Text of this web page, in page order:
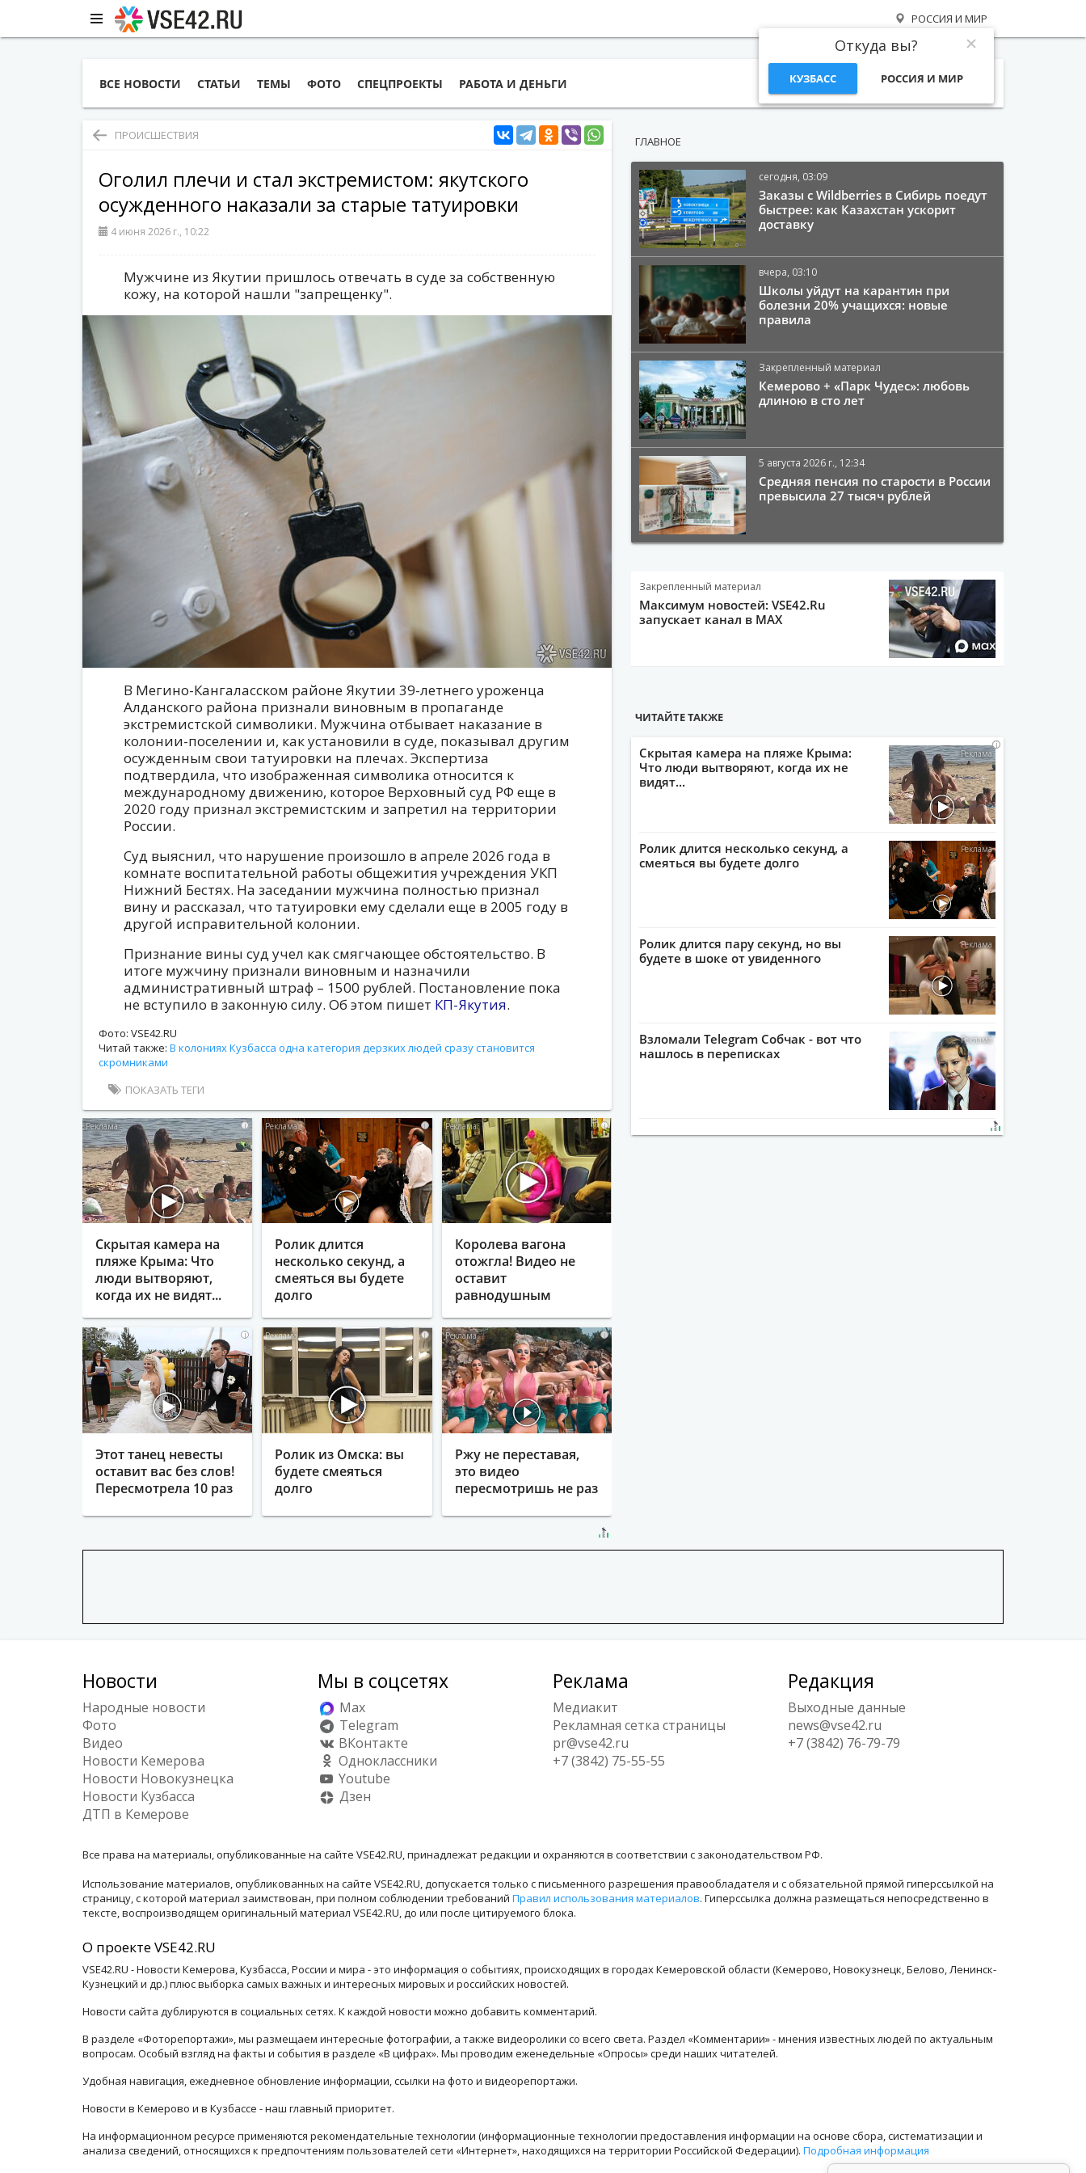
РОССИЯ И МИР
Откуда вы?
КУЗБАСС РОССИЯ И МИР
ВСЕ НОВОСТИ СТАТЬИ ТЕМЫ ФОТО СПЕЦПРОЕКТЫ РАБОТА И ДЕНЬГИ
ПРОИСШЕСТВИЯ
Оголил плечи и стал экстремистом: якутского
осужденного наказали за старые татуировки
4 июня 2026 г., 10:22
Мужчине из Якутии пришлось отвечать в суде за собственную
кожу, на которой нашли "запрещенку".
В Мегино-Кангаласском районе Якутии 39-летнего уроженца
Алданского района признали виновным в пропаганде
экстремистской символики. Мужчина отбывает наказание в
колонии-поселении и, как установили в суде, показывал другим
осужденным свои татуировки на плечах. Экспертиза
подтвердила, что изображенная символика относится к
международному движению, которое Верховный суд РФ еще в
2020 году признал экстремистским и запретил на территории
России.
Суд выяснил, что нарушение произошло в апреле 2026 года в
комнате воспитательной работы общежития учреждения УКП
Нижний Бестях. На заседании мужчина полностью признал
вину и рассказал, что татуировки ему сделали еще в 2005 году в
другой исправительной колонии.
Признание вины суд учел как смягчающее обстоятельство. В
итоге мужчину признали виновным и назначили
административный штраф – 1500 рублей. Постановление пока
не вступило в законную силу. Об этом пишет КП-Якутия.
Фото: VSE42.RU
Читай также: В колониях Кузбасса одна категория дерзких людей сразу становится
скромниками
ПОКАЗАТЬ ТЕГИ
i
Скрытая камера на
пляже Крыма: Что
люди вытворяют,
когда их не видят...
i
Ролик длится
несколько секунд, а
смеяться вы будете
долго
i
Королева вагона
отожгла! Видео не
оставит
равнодушным
i
Этот танец невесты
оставит вас без слов!
Пересмотрела 10 раз
i
Ролик из Омска: вы
будете смеяться
долго
i
Ржу не переставая,
это видео
пересмотришь не раз
ГЛАВНОЕ
сегодня, 03:09
Заказы с Wildberries в Сибирь поедут
быстрее: как Казахстан ускорит
доставку
вчера, 03:10
Школы уйдут на карантин при
болезни 20% учащихся: новые
правила
Закрепленный материал
Кемерово + «Парк Чудес»: любовь
длиною в сто лет
5 августа 2026 г., 12:34
Средняя пенсия по старости в России
превысила 27 тысяч рублей
Закрепленный материал
Максимум новостей: VSE42.Ru
запускает канал в MAX
ЧИТАЙТЕ ТАКЖЕ
i
Скрытая камера на пляже Крыма:
Что люди вытворяют, когда их не
видят...
i
Ролик длится несколько секунд, а
смеяться вы будете долго
i
Ролик длится пару секунд, но вы
будете в шоке от увиденного
i
Взломали Telegram Собчак - вот что
нашлось в переписках
Новости
Народные новости
Фото
Видео
Новости Кемерова
Новости Новокузнецка
Новости Кузбасса
ДТП в Кемерове
Мы в соцсетях
Max
Telegram
ВКонтакте
Одноклассники
Youtube
Дзен
Реклама
Медиакит
Рекламная сетка страницы
pr@vse42.ru
+7 (3842) 75-55-55
Редакция
Выходные данные
news@vse42.ru
+7 (3842) 76-79-79
Все права на материалы, опубликованные на сайте VSE42.RU, принадлежат редакции и охраняются в соответствии с законодательством РФ.
Использование материалов, опубликованных на сайте VSE42.RU, допускается только с письменного разрешения правообладателя и с обязательной прямой гиперссылкой на
страницу, с которой материал заимствован, при полном соблюдении требований Правил использования материалов. Гиперссылка должна размещаться непосредственно в
тексте, воспроизводящем оригинальный материал VSE42.RU, до или после цитируемого блока.
О проекте VSE42.RU
VSE42.RU - Новости Кемерова, Кузбасса, России и мира - это информация о событиях, происходящих в городах Кемеровской области (Кемерово, Новокузнецк, Белово, Ленинск-
Кузнецкий и др.) плюс выборка самых важных и интересных мировых и российских новостей.
Новости сайта дублируются в социальных сетях. К каждой новости можно добавить комментарий.
В разделе «Фоторепортажи», мы размещаем интересные фотографии, а также видеоролики со всего света. Раздел «Комментарии» - мнения известных людей по актуальным
вопросам. Особый взгляд на факты и события в разделе «В цифрах». Мы проводим еженедельные «Опросы» среди наших читателей.
Удобная навигация, ежедневное обновление информации, ссылки на фото и видеорепортажи.
Новости в Кемерово и в Кузбассе - наш главный приоритет.
На информационном ресурсе применяются рекомендательные технологии (информационные технологии предоставления информации на основе сбора, систематизации и
анализа сведений, относящихся к предпочтениям пользователей сети «Интернет», находящихся на территории Российской Федерации). Подробная информация